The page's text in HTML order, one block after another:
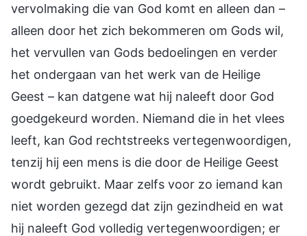
vervolmaking die van God komt en alleen dan –
alleen door het zich bekommeren om Gods wil,
het vervullen van Gods bedoelingen en verder
het ondergaan van het werk van de Heilige
Geest – kan datgene wat hij naleeft door God
goedgekeurd worden. Niemand die in het vlees
leeft, kan God rechtstreeks vertegenwoordigen,
tenzij hij een mens is die door de Heilige Geest
wordt gebruikt. Maar zelfs voor zo iemand kan
niet worden gezegd dat zijn gezindheid en wat
hij naleeft God volledig vertegenwoordigen; er